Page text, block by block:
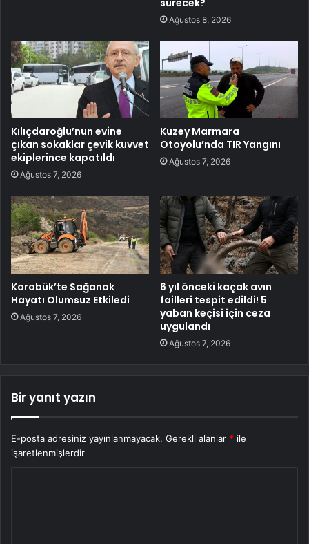
Ağustos 8, 2026
Kılıçdaroğlu’nun evine
çıkan sokaklar çevik kuvvet
ekiplerince kapatıldı
Ağustos 7, 2026
Kuzey Marmara
Otoyolu’nda TIR Yangını
Ağustos 7, 2026
Karabük’te Sağanak
Hayatı Olumsuz Etkiledi
Ağustos 7, 2026
6 yıl önceki kaçak avın
failleri tespit edildi! 5
yaban keçisi için ceza
uygulandı
Ağustos 7, 2026
Bir yanıt yazın
E-posta adresiniz yayınlanmayacak. Gerekli alanlar * ile
işaretlenmişlerdir